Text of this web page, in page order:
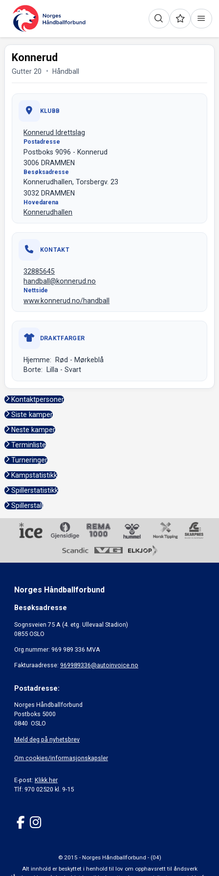
Konnerud
Gutter 20 Håndball
KLUBB
Konnerud Idrettslag
Postadresse
Postboks 9096 - Konnerud
3006 DRAMMEN
Besøksadresse
Konnerudhallen, Torsbergv. 23
3032 DRAMMEN
Hovedarena
Konnerudhallen
KONTAKT
32885645
handball@konnerud.no
Nettside
www.konnerud.no/handball
DRAKTFARGER
Hjemme: Rød - Mørkeblå
Borte: Lilla - Svart
Kontaktpersoner
Siste kamper
Neste kamper
Terminliste
Turneringer
Kampstatistikk
Spillerstatistikk
Spillerstall
Norges Håndballforbund
Besøksadresse
Sognsveien 75 A (4. etg. Ullevaal Stadion)
0855 OSLO
Org.nummer: 969 989 336 MVA
Fakturaadresse: 969989336@autoinvoice.no
Postadresse:
Norges Håndballforbund
Postboks 5000
0840 OSLO
Meld deg på nyhetsbrev
Om cookies/informasjonskapsler
E-post: Klikk her
Tlf: 970 02520 kl. 9-15
© 2015 - Norges Håndballforbund - (04)
Alt innhold er beskyttet i henhold til lov om opphavsrett til åndsverk